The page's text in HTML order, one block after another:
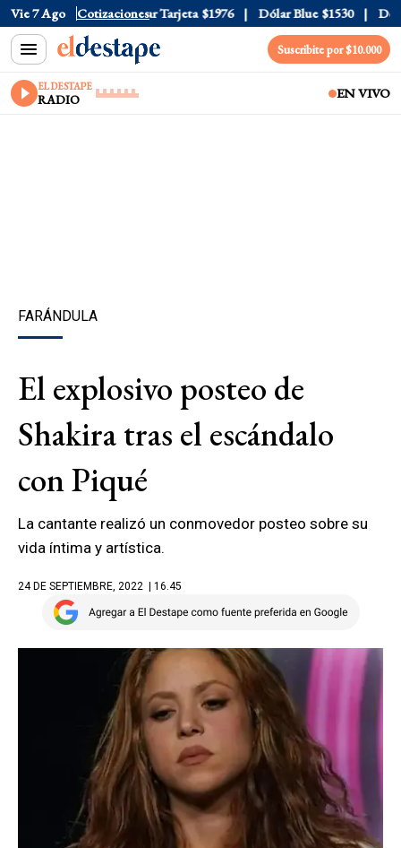
Vie 7 Ago Cotizaciones
Oficial $1520 Dólar Tarjeta $1976 Dólar Blue $1530 Dólar
Suscribite por $10.000
EL DESTAPE
RADIO EN VIVO
FARÁNDULA
El explosivo posteo de
Shakira tras el escándalo
con Piqué
La cantante realizó un conmovedor posteo sobre su
vida íntima y artística.
24 DE SEPTIEMBRE, 2022 | 16.45